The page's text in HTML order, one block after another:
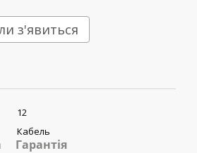
з'явиться
12
Кабель
Гарантія